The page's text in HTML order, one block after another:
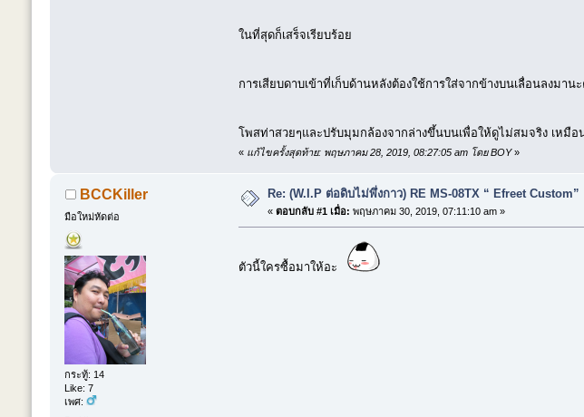
ในที่สุดก็เสร็จเรียบร้อย
การเสียบดาบเข้าที่เก็บด้านหลังต้องใช้การใส่จากข้างบนเลื่อนลงมา
โพสท่าสวยๆและปรับมุมกล้องจากล่างขึ้นบนเพื่อให้ดูไม่สมจริง เหมือ
« แก้ไขครั้งสุดท้าย: พฤษภาคม 28, 2019, 08:27:05 am โดย BOY»
BCCKiller
มือใหม่หัดต่อ
กระทู้: 14
Like: 7
เพศ:
Re: (W.I.P ต่อดิบไม่พึ่งกาว) RE MS-08TX “ Efreet Custom”
«ตอบกลับ #1 เมื่อ: พฤษภาคม 30, 2019, 07:11:10 am »
ตัวนี้ใครซื้อมาให้อะ